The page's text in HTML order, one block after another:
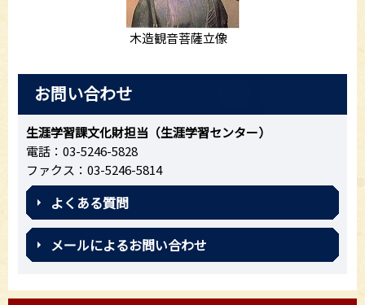
木造観音菩薩立像
お問い合わせ
生涯学習課文化財担当（生涯学習センター）
電話：03-5246-5828
ファクス：03-5246-5814
よくある質問
メールによるお問い合わせ